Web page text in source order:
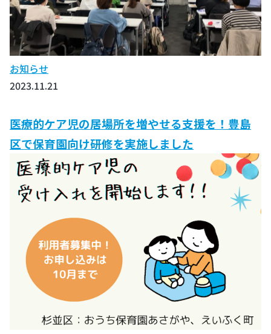
お知らせ
2023.11.21
医療的ケア児の居場所を増やせる支援を！豊島
区で保育園向け研修を実施しました